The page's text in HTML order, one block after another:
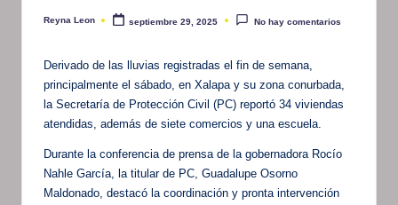
Publicado
Reyna Leon septiembre 29, 2025 No hay comentarios
Derivado de las lluvias registradas el fin de semana,
principalmente el sábado, en Xalapa y su zona conurbada,
la Secretaría de Protección Civil (PC) reportó 34 viviendas
atendidas, además de siete comercios y una escuela.
Durante la conferencia de prensa de la gobernadora Rocío
Nahle García, la titular de PC, Guadalupe Osorno
Maldonado, destacó la coordinación y pronta intervención